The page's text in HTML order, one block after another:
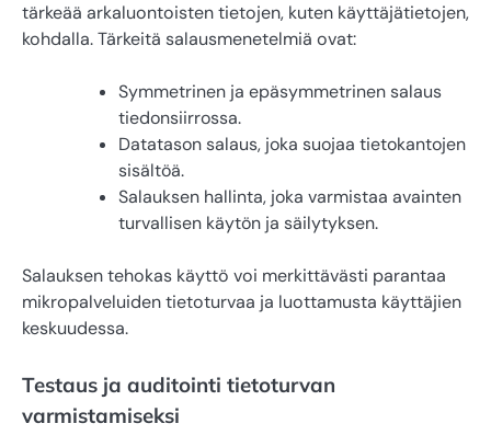
tärkeää arkaluontoisten tietojen, kuten käyttäjätietojen,
kohdalla. Tärkeitä salausmenetelmiä ovat:
Symmetrinen ja epäsymmetrinen salaus
tiedonsiirrossa.
Datatason salaus, joka suojaa tietokantojen
sisältöä.
Salauksen hallinta, joka varmistaa avainten
turvallisen käytön ja säilytyksen.
Salauksen tehokas käyttö voi merkittävästi parantaa
mikropalveluiden tietoturvaa ja luottamusta käyttäjien
keskuudessa.
Testaus ja auditointi tietoturvan
varmistamiseksi